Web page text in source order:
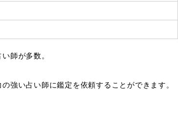
師が多数。
強い占い師に鑑定を依頼することができます。